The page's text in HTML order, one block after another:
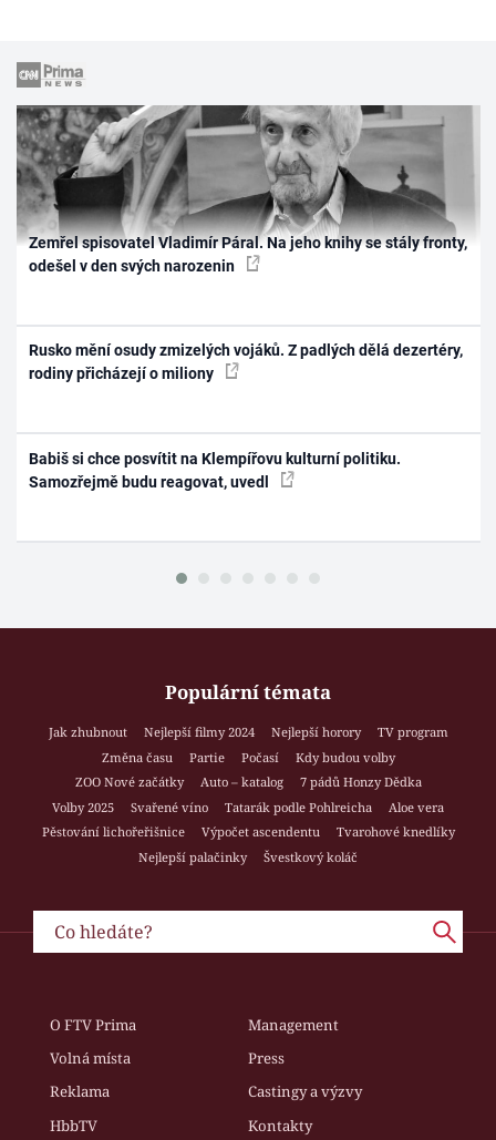
Zemřel spisovatel Vladimír Páral. Na jeho knihy se stály fronty,
odešel v den svých narozenin
Rusko mění osudy zmizelých vojáků. Z padlých dělá dezertéry,
rodiny přicházejí o miliony
Babiš si chce posvítit na Klempířovu kulturní politiku.
Samozřejmě budu reagovat, uvedl
Populární témata
Jak zhubnout Nejlepší filmy 2024 Nejlepší horory
TV program
Změna času
Partie Počasí
Kdy budou volby
ZOO Nové začátky
Auto – katalog
7 pádů Honzy Dědka
Volby 2025
Svařené víno Tatarák podle Pohlreicha
Aloe vera
Pěstování lichořeřišnice
Výpočet ascendentu
Tvarohové knedlíky
Nejlepší palačinky
Švestkový koláč
O FTV Prima
Management
Volná místa
Press
Reklama
Castingy a výzvy
HbbTV
Kontakty